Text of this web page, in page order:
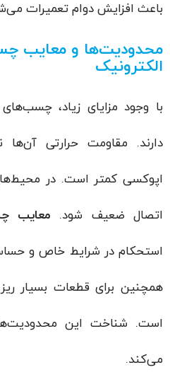
باعث افزایش دوام تعمیرات
محدودیت‌ها و معایب
الکترونیک
با وجود مزایای زیاد،
دارند. مقاومت حرارتی
اپوکسی کمتر است. در
اتصال ضعیف شود. معایب
استحکام در شرایط خاص و
همچنین برای قطعات بسیار
است. شناخت این
می‌کند.